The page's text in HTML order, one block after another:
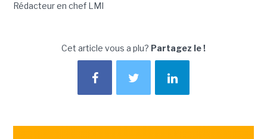
Rédacteur en chef LMI
Cet article vous a plu? Partagez le !